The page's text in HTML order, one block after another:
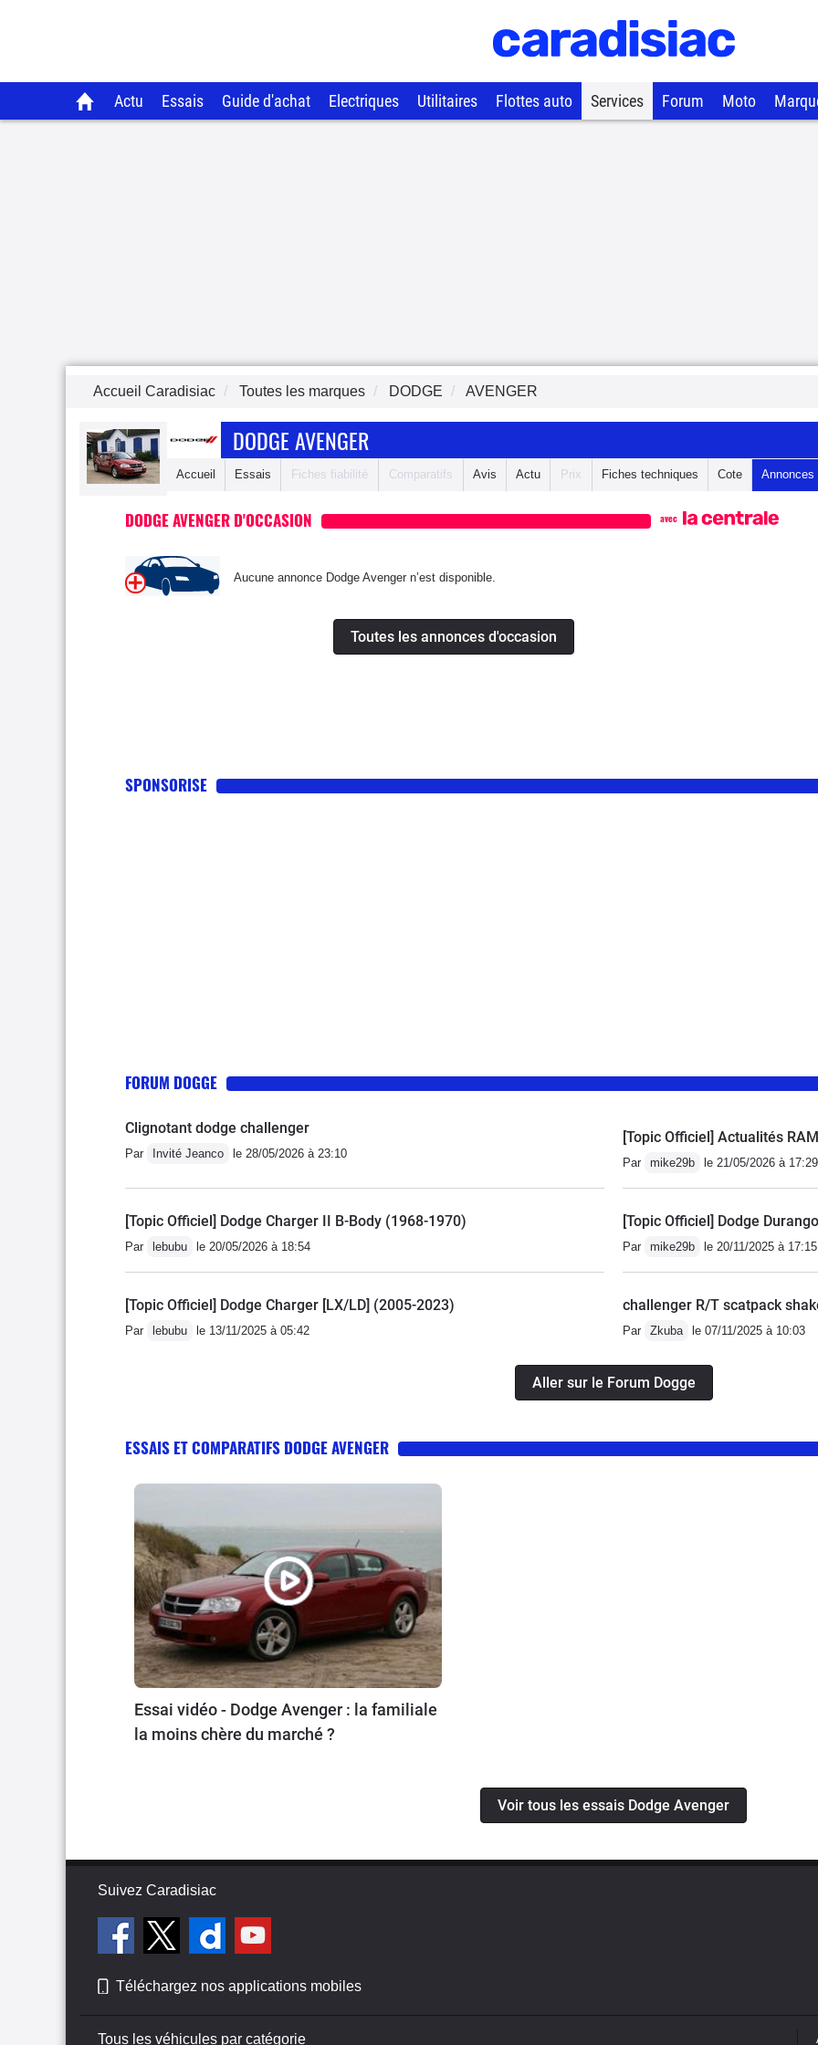
Actu Essais Guide d'achat Electriques Utilitaires Flottes auto Services Forum Moto
Accueil Caradisiac Toutes les marques DODGE AVENGER
DODGE AVENGER
Accueil Essais Fiches fiabilité Comparatifs Avis Actu Prix Fiches techniques Cote Annonces
DODGE AVENGER D'OCCASION avec
Aucune annonce Dodge Avenger n’est disponible.
Toutes les annonces d'occasion
SPONSORISE
FORUM DOGGE
Clignotant dodge challenger
Par Invité Jeanco le 28/05/2026 à 23:10
[Topic Officiel] Actualités
Par mike29b le 21/05/2026 à 17:29
[Topic Officiel] Dodge Charger II B-Body (1968-1970)
Par lebubu le 20/05/2026 à 18:54
[Topic Officiel] Dodge
Par mike29b le 20/11/2025 à 17:15
[Topic Officiel] Dodge Charger [LX/LD] (2005-2023)
Par lebubu le 13/11/2025 à 05:42
challenger R/T scatpack
Par Zkuba le 07/11/2025 à 10:03
Aller sur le Forum Dogge
ESSAIS ET COMPARATIFS DODGE AVENGER
Essai vidéo - Dodge Avenger : la familiale
la moins chère du marché ?
Voir tous les essais Dodge Avenger
Suivez Caradisiac
Téléchargez nos applications mobiles
Tous les véhicules par catégorie